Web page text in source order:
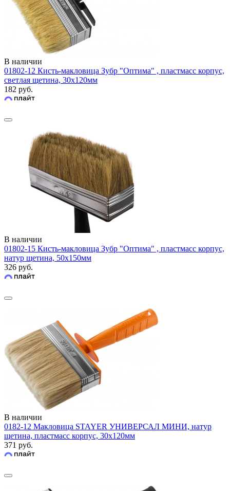
В наличии
01802-12 Кисть-макловица Зубр "Оптима" , пластмасс корпус,
светлая щетина, 30х120мм
182 руб.
В наличии
01802-15 Кисть-макловица Зубр "Оптима" , пластмасс корпус,
натур щетина, 50х150мм
326 руб.
В наличии
0182-12 Макловица STAYER УНИВЕРСАЛ МИНИ, натур
щетина, пластмасс корпус, 30х120мм
371 руб.